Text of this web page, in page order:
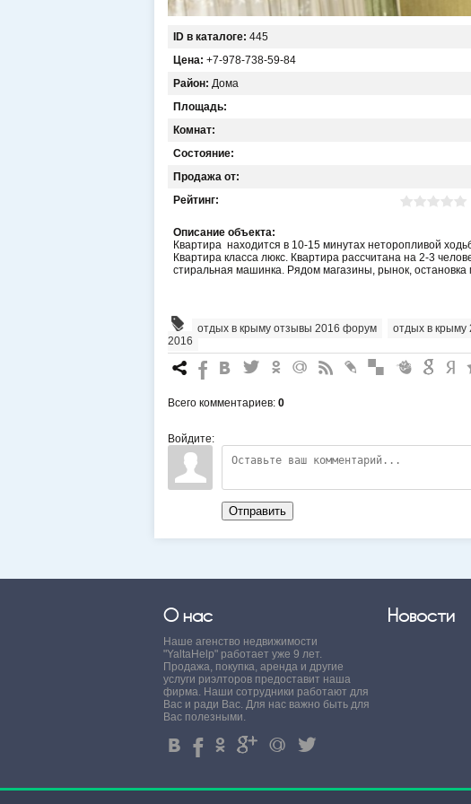
ID в каталоге: 445
Цена: +7-978-738-59-84
Район: Дома
Площадь:
Комнат:
Состояние:
Продажа от:
Рейтинг:
Описание объекта:
Квартира находится в 10-15 минутах неторопливой
Квартира класса люкс. Квартира рассчитана на 2-3
стиральная машинка. Рядом магазины, рынок, остановка
отдых в крыму отзывы 2016 форум отдых в крыму
2016
7 % 4 3 . + 0 * # " & 6
Всего комментариев: 0
Войдите:
Отправить
О нас
Наше агенство недвижимости
"YaltaHelp" работает уже 9 лет.
Продажа, покупка, аренда и другие
услуги риэлторов предоставит наша
фирма. Наши сотрудники работают для
Вас и ради Вас. Для нас важно быть для
Вас полезными.
4 % . ' + 3
Новости